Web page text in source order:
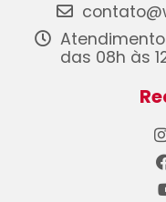
das 08h às